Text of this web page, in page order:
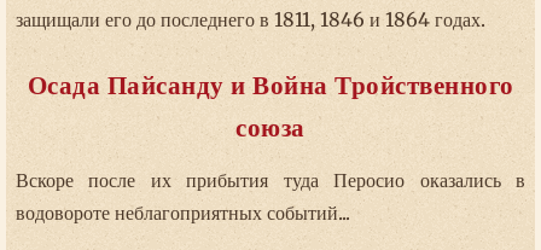
защищали его до последнего в 1811, 1846 и 1864 годах.
Осада Пайсанду и Война Тройственного
союза
Вскоре после их прибытия туда Перосио оказались в
водовороте неблагоприятных событий...